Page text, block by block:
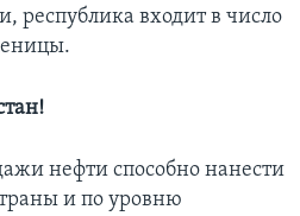
республика входит в число
нефти способно нанести
и по уровню